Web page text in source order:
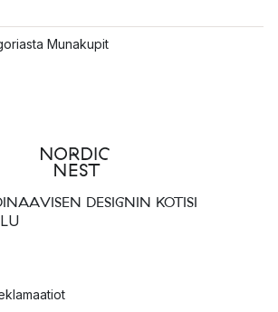
Munakupit
DESIGNIN KOTISI